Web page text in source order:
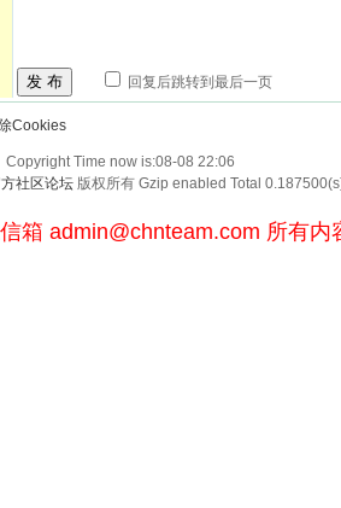
发 布 回复后跳转到最后一页
Cookies
Copyright Time now is:08-08 22:06
社区论坛 版权所有 Gzip enabled Total
箱 admin@chnteam.com 所有内